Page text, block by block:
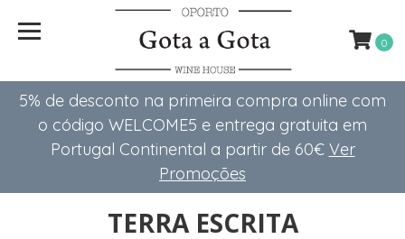
5% de desconto na primeira compra online com
o código WELCOME5 e entrega gratuita em
Portugal Continental a partir de 60€ Ver
Promoções
0
TERRA ESCRITA